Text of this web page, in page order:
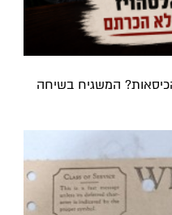
המשגיח בשיחה